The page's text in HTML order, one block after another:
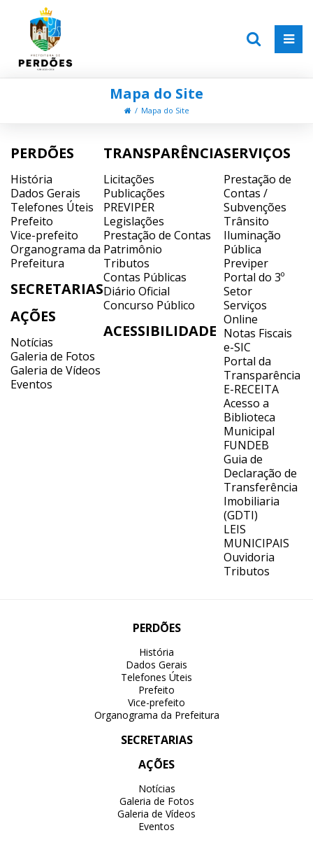
Mapa do Site
Mapa do Site
PERDÕES
História
Dados Gerais
Telefones Úteis
Prefeito
Vice-prefeito
Organograma da
Prefeitura
SECRETARIAS
AÇÕES
Notícias
Galeria de Fotos
Galeria de Vídeos
Eventos
TRANSPARÊNCIA
Licitações
Publicações
PREVIPER
Legislações
Prestação de Contas
Patrimônio
Tributos
Contas Públicas
Diário Oficial
Concurso Público
ACESSIBILIDADE
SERVIÇOS
Prestação de
Contas /
Subvenções
Trânsito
Iluminação
Pública
Previper
Portal do 3º
Setor
Serviços
Online
Notas Fiscais
e-SIC
Portal da
Transparência
E-RECEITA
Acesso a
Biblioteca
Municipal
FUNDEB
Guia de
Declaração de
Transferência
Imobiliaria
(GDTI)
LEIS
MUNICIPAIS
Ouvidoria
Tributos
PERDÕES
História
Dados Gerais
Telefones Úteis
Prefeito
Vice-prefeito
Organograma da Prefeitura
SECRETARIAS
AÇÕES
Notícias
Galeria de Fotos
Galeria de Vídeos
Eventos